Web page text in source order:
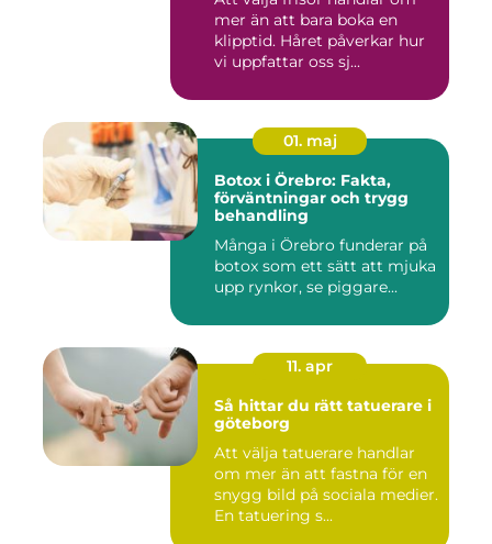
mer än att bara boka en
klipptid. Håret påverkar hur
vi uppfattar oss sj...
01. maj
Botox i Örebro: Fakta,
förväntningar och trygg
behandling
Många i Örebro funderar på
botox som ett sätt att mjuka
upp rynkor, se piggare...
11. apr
Så hittar du rätt tatuerare i
göteborg
Att välja tatuerare handlar
om mer än att fastna för en
snygg bild på sociala medier.
En tatuering s...